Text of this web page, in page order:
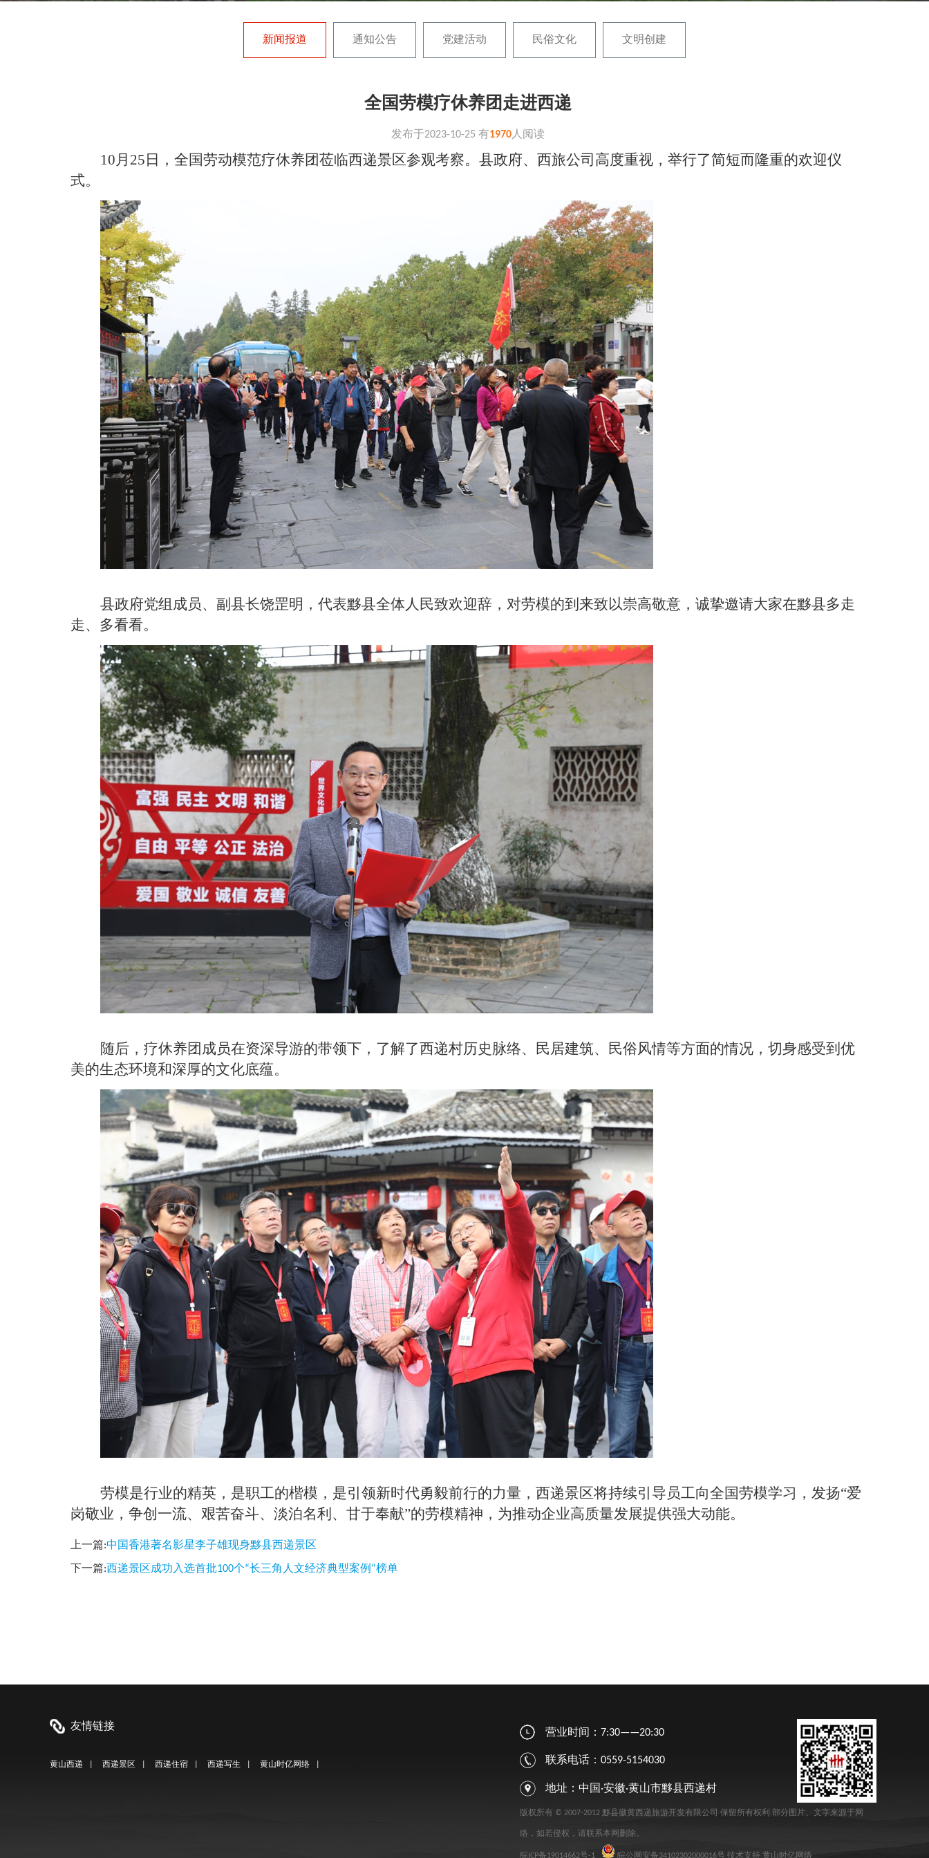
新闻报道 通知公告 党建活动 民俗文化 文明创建
全国劳模疗休养团走进西递
发布于2023-10-25 有 1970人阅读
10月25日，全国劳动模范疗休养团莅临西递景区参观考察。县政府、西旅公司高度重视，举行了简短而隆重的欢迎仪
式。
县政府党组成员、副县长饶罡明，代表黟县全体人民致欢迎辞，对劳模的到来致以崇高敬意，诚挚邀请大家在黟县多走
走、多看看。
随后，疗休养团成员在资深导游的带领下，了解了西递村历史脉络、民居建筑、民俗风情等方面的情况，切身感受到优
美的生态环境和深厚的文化底蕴。
劳模是行业的精英，是职工的楷模，是引领新时代勇毅前行的力量，西递景区将持续引导员工向全国劳模学习，发扬“爱
岗敬业，争创一流、艰苦奋斗、淡泊名利、甘于奉献”的劳模精神，为推动企业高质量发展提供强大动能。
上一篇:中国香港著名影星李子雄现身黟县西递景区
下一篇:西递景区成功入选首批100个“长三角人文经济典型案例”榜单